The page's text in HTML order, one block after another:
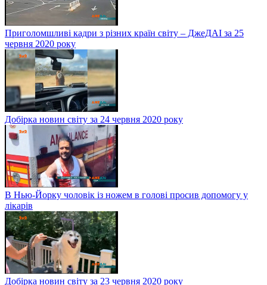
Приголомшливі кадри з різних країн світу – ДжеДАІ за 25
червня 2020 року
Добірка новин світу за 24 червня 2020 року
В Нью-Йорку чоловік із ножем в голові просив допомогу у
лікарів
Добірка новин світу за 23 червня 2020 року